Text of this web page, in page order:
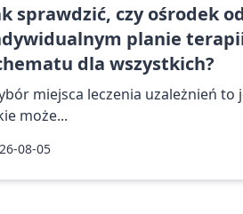
sprawdzić, czy ośrodek
planie
dla wszystkich?
miejsca leczenia uzależnień to
może...
08-05